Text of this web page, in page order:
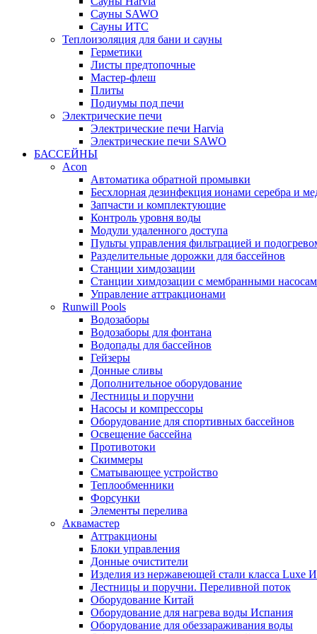
Сауны SAWO
Сауны ИТС
Теплоизоляция для бани и сауны
Герметики
Листы предтопочные
Мастер-флеш
Плиты
Подиумы под печи
Электрические печи
Электрические печи Harvia
Электрические печи SAWO
БАССЕЙНЫ
Acon
Автоматика обратной промывки
Беcхлорная дезинфекция ионами серебра и
Запчасти и комплектующие
Контроль уровня воды
Модули удаленного доступа
Пульты управления фильтрацией и
Разделительные дорожки для бассейнов
Станции химдозации
Станции химдозации с мембранными
Управление аттракционами
Runwill Pools
Водозаборы
Водозаборы для фонтана
Водопады для бассейнов
Гейзеры
Донные сливы
Дополнительное оборудование
Лестницы и поручни
Насосы и компрессоры
Оборудование для спортивных бассейнов
Освещение бассейна
Противотоки
Скиммеры
Сматывающее устройство
Теплообменники
Форсунки
Элементы перелива
Аквамастер
Аттракционы
Блоки управления
Донные очистители
Изделия из нержавеющей стали класса Luxe
Лестницы и поручни. Переливной поток
Оборудование Китай
Оборудование для нагрева воды Испания
Оборудование для обеззараживания воды